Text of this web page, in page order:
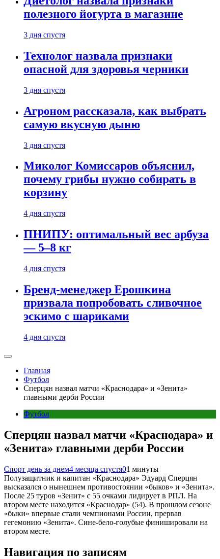
полезного йогурта в магазине
3 дня спустя
Технолог назвала признаки
опасной для здоровья черники
3 дня спустя
Агроном рассказала, как выбрать
самую вкусную дыню
3 дня спустя
Миколог Комиссаров объяснил,
почему грибы нужно собирать в
корзину
4 дня спустя
ПНИПУ: оптимальный вес арбуза
— 5–8 кг
4 дня спустя
Бренд-менеджер Ерошкина
призвала попробовать сливочное
эскимо с шариками
4 дня спустя
Главная
Футбол
Сперцян назвал матчи «Краснодара» и «Зенита»
главными дерби России
Футбол
Сперцян назвал матчи «Краснодара» и
«Зенита» главными дерби России
Спорт день за днем4 месяца спустя01 минуты
Полузащитник и капитан «Краснодара» Эдуард Сперцян
высказался о нынешнем противостоянии «быков» и «Зенита».
После 25 туров «Зенит» с 55 очками лидирует в РПЛ. На
втором месте находится «Краснодар» (54). В прошлом сезоне
«быки» впервые стали чемпионами России, прервав
гегемонию «Зенита». Сине-бело-голубые финишировали на
втором месте.
Навигация по записям